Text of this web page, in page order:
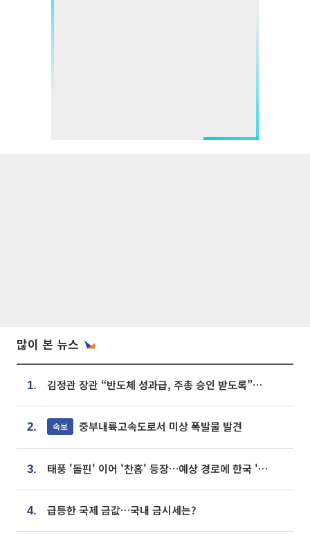
많이 본 뉴스
1. 김정관 장관 “반도체 성과급, 주총 승인 받도록”…상법·자본시장법 개정 시사
2. 속보 중부내륙고속도로서 미상 폭발물 발견
3. 태풍 '돌핀' 이어 '찬홈' 등장…예상 경로에 한국 '한숨'
4. 급등한 국제 금값…국내 금시세는?